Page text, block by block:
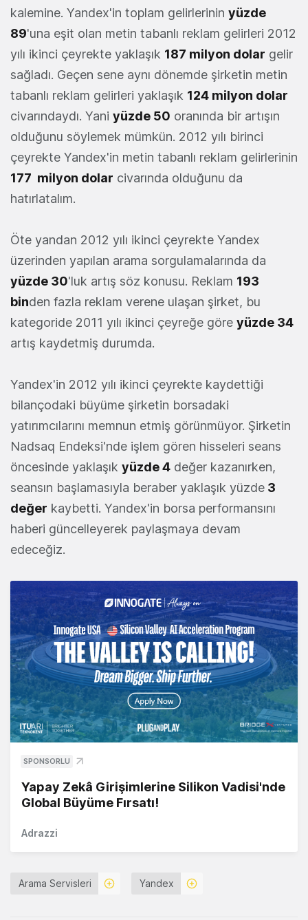
kalemine. Yandex'in toplam gelirlerinin yüzde
89'una eşit olan metin tabanlı reklam gelirleri 2012
yılı ikinci çeyrekte yaklaşık 187 milyon dolar gelir
sağladı. Geçen sene aynı dönemde şirketin metin
tabanlı reklam gelirleri yaklaşık 124 milyon dolar
civarındaydı. Yani yüzde 50 oranında bir artışın
olduğunu söylemek mümkün. 2012 yılı birinci
çeyrekte Yandex'in metin tabanlı reklam gelirlerinin
177 milyon dolar civarında olduğunu da
hatırlatalım.
Öte yandan 2012 yılı ikinci çeyrekte Yandex
üzerinden yapılan arama sorgulamalarında da
yüzde 30'luk artış söz konusu. Reklam 193
binden fazla reklam verene ulaşan şirket, bu
kategoride 2011 yılı ikinci çeyreğe göre yüzde 34
artış kaydetmiş durumda.
Yandex'in 2012 yılı ikinci çeyrekte kaydettiği
bilançodaki büyüme şirketin borsadaki
yatırımcılarını memnun etmiş görünmüyor. Şirketin
Nadsaq Endeksi'nde işlem gören hisseleri seans
öncesinde yaklaşık yüzde 4 değer kazanırken,
seansın başlamasıyla beraber yaklaşık yüzde 3
değer kaybetti. Yandex'in borsa performansını
haberi güncelleyerek paylaşmaya devam
edeceğiz.
SPONSORLU
Yapay Zekâ Girişimlerine Silikon Vadisi'nde
Global Büyüme Fırsatı!
Adrazzi
Arama Servisleri Yandex